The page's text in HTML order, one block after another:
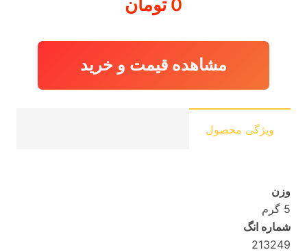
مشاهده قیمت و خرید
ویژگی محصول
وزن
5 گرم
شماره انگ
213249